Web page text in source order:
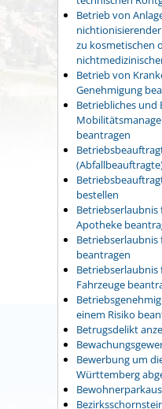
Betrieb von
zu kosmetischen
Betrieb von
Genehmigung
Betriebliches und
beantragen
bestellen
Apotheke
beantragen
Betriebserlaubnis
Fahrzeuge
einem Risiko
Betrugsdelikt
Bewerbung um
Württemberg